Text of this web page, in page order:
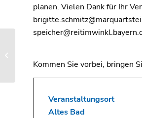
planen. Vielen Dank für Ihr
Kommen Sie vorbei, bringen
Veranstaltungsort
Altes Bad
Oberwössen